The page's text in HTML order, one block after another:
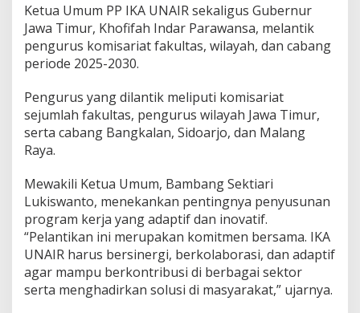
Ketua Umum PP IKA UNAIR sekaligus Gubernur
Jawa Timur, Khofifah Indar Parawansa, melantik
pengurus komisariat fakultas, wilayah, dan cabang
periode 2025-2030.
Pengurus yang dilantik meliputi komisariat
sejumlah fakultas, pengurus wilayah Jawa Timur,
serta cabang Bangkalan, Sidoarjo, dan Malang
Raya.
Mewakili Ketua Umum, Bambang Sektiari
Lukiswanto, menekankan pentingnya penyusunan
program kerja yang adaptif dan inovatif.
“Pelantikan ini merupakan komitmen bersama. IKA
UNAIR harus bersinergi, berkolaborasi, dan adaptif
agar mampu berkontribusi di berbagai sektor
serta menghadirkan solusi di masyarakat,” ujarnya.